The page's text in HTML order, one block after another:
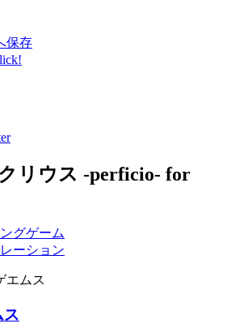
保存
リウス -perficio- for
グゲーム
ーション